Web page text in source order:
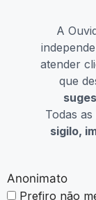
A
atender
que
Todas
sigilo,
Anonimato
Prefiro não